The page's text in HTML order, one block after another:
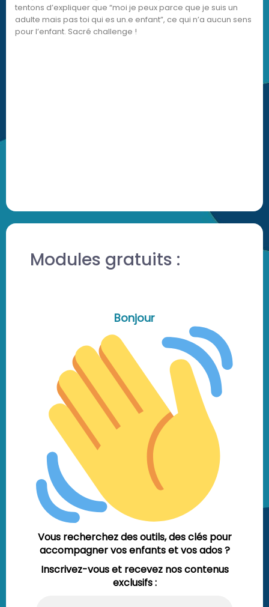
tentons d’expliquer que “moi je peux parce que je suis un
adulte mais pas toi qui es un.e enfant”, ce qui n’a aucun sens
pour l’enfant. Sacré challenge !
Modules gratuits :
Bonjour
Vous recherchez des outils, des clés pour
accompagner vos enfants et vos ados ?
Inscrivez-vous et recevez nos contenus
exclusifs :